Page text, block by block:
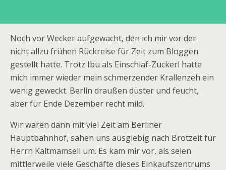
Noch vor Wecker aufgewacht, den ich mir vor der
nicht allzu frühen Rückreise für Zeit zum Bloggen
gestellt hatte. Trotz Ibu als Einschlaf-Zuckerl hatte
mich immer wieder mein schmerzender Krallenzeh ein
wenig geweckt. Berlin draußen düster und feucht,
aber für Ende Dezember recht mild.
Wir waren dann mit viel Zeit am Berliner
Hauptbahnhof, sahen uns ausgiebig nach Brotzeit für
Herrn Kaltmamsell um. Es kam mir vor, als seien
mittlerweile viele Geschäfte dieses Einkaufszentrums